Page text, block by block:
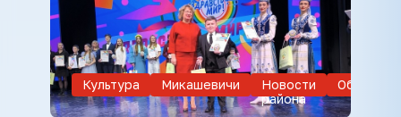
Культура Микашевичи
Новости
района